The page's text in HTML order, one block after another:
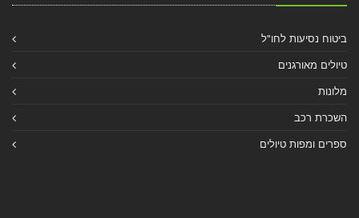
ביטוח נסיעות לחו"ל
טיולים מאורגנים
מלונות
השכרת רכב
ספרים ומפות טיולים